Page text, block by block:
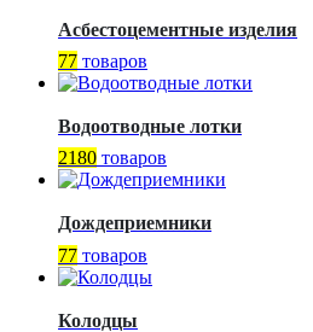
Асбестоцементные изделия
77 товаров
Водоотводные лотки
2180 товаров
Дождеприемники
77 товаров
Колодцы